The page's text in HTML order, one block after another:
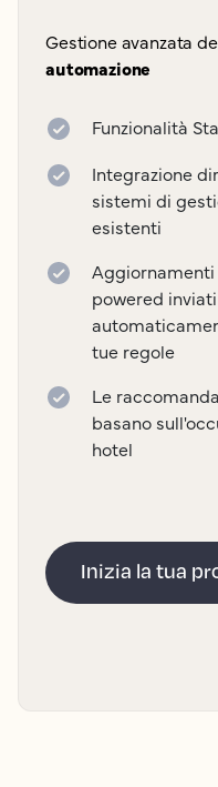
Gestione avanzata
automazione
Funzionalità
Integrazione
sistemi di
esistenti
powered inviati
tue regole
Le
basano
hotel
Inizia la tua